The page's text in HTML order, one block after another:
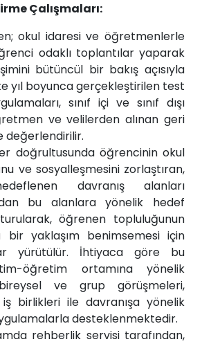
Çalışmaları:
okul idaresi ve öğretmenlerle
odaklı toplantılar yaparak
bütüncül bir bakış açısıyla
yıl boyunca gerçekleştirilen test
sınıf içi ve sınıf dışı
ve velilerden alınan geri
değerlendirilir.
doğrultusunda öğrencinin okul
ve sosyalleşmesini zorlaştıran,
davranış alanları
bu alanlara yönelik hedef
öğrenen topluluğunun
yaklaşım benimsemesi için
yürütülür. İhtiyaca göre bu
öğretim ortamına yönelik
ve grup görüşmeleri,
birlikleri ile davranışa yönelik
desteklenmektedir.
rehberlik servisi tarafından,